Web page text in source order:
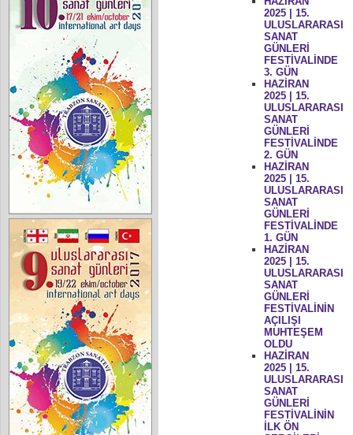
2025 | 15.
ULUSLARARASI
SANAT
GÜNLERİ
FESTİVALİNDE
3. GÜN
HAZİRAN
2025 | 15.
ULUSLARARASI
SANAT
GÜNLERİ
FESTİVALİNDE
2. GÜN
HAZİRAN
2025 | 15.
ULUSLARARASI
SANAT
GÜNLERİ
FESTİVALİNDE
1. GÜN
HAZİRAN
2025 | 15.
ULUSLARARASI
SANAT
GÜNLERİ
FESTİVALİNİN
AÇILIŞI
MUHTEŞEM
OLDU
HAZİRAN
2025 | 15.
ULUSLARARASI
SANAT
GÜNLERİ
FESTİVALİNİN
İLK ÖN